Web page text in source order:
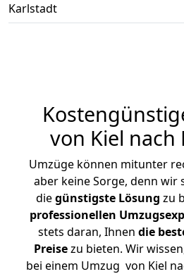
Karlstadt
von Kiel nach
Umzüge können mitunter
aber keine Sorge, denn wir
diegünstigste Lösung zu
professionellen
stets daran, Ihnen die
Preisezu bieten. Wir
bei einem Umzug von Kiel